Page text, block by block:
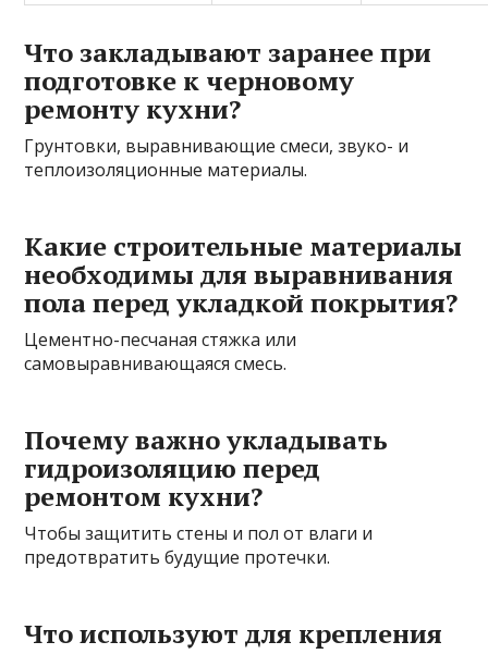
Что закладывают заранее при
подготовке к черновому
ремонту кухни?
Грунтовки, выравнивающие смеси, звуко- и
теплоизоляционные материалы.
Какие строительные материалы
необходимы для выравнивания
пола перед укладкой покрытия?
Цементно-песчаная стяжка или
самовыравнивающаяся смесь.
Почему важно укладывать
гидроизоляцию перед
ремонтом кухни?
Чтобы защитить стены и пол от влаги и
предотвратить будущие протечки.
Что используют для крепления